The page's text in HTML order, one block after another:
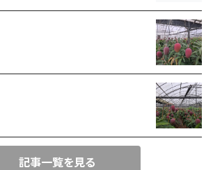
記事一覧を見る